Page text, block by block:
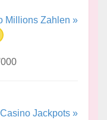
Millions Zahlen »
Casino Jackpots »